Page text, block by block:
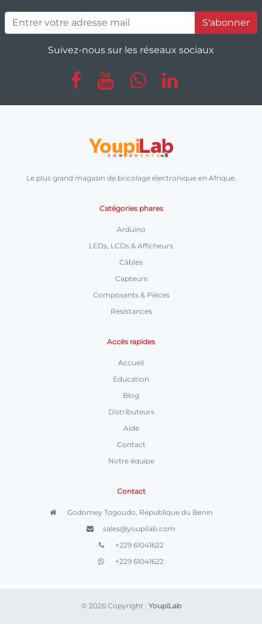
S'abonner
Suivez-nous sur les réseaux sociaux
Le plus grand magasin de bricolage électronique en Afrique.
Catégories phares
Arduino
LEDs, LCDs & Afficheurs
Câbles
Capteurs
Composants & Pièces
Résistances
Accès rapides
Accueil
Education
Blog
Distributeurs
Aide
Contact
Notre équipe
Contact
Godomey Togoudo, République du Benin
sales@youpilab.com
+229 61041622
+229 61041622
© 2026 Copyright : YoupiLab